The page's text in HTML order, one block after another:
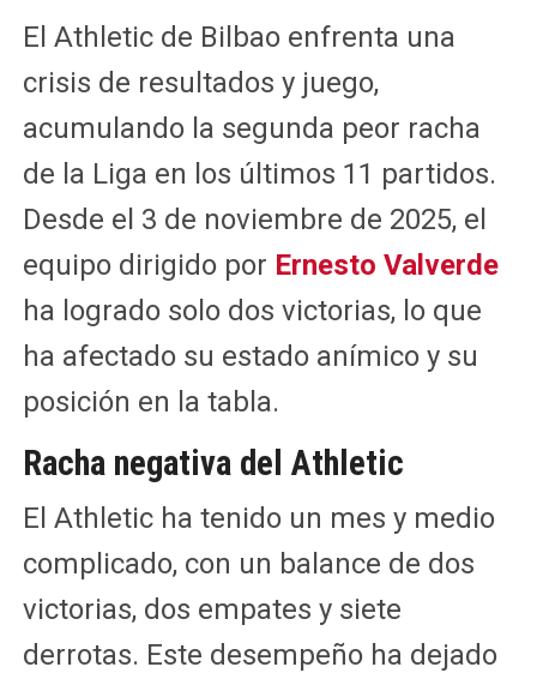
El Athletic de Bilbao enfrenta una
crisis de resultados y juego,
acumulando la segunda peor racha
de la Liga en los últimos 11 partidos.
Desde el 3 de noviembre de 2025, el
equipo dirigido por Ernesto Valverde
ha logrado solo dos victorias, lo que
ha afectado su estado anímico y su
posición en la tabla.
Racha negativa del Athletic
El Athletic ha tenido un mes y medio
complicado, con un balance de dos
victorias, dos empates y siete
derrotas. Este desempeño ha dejado